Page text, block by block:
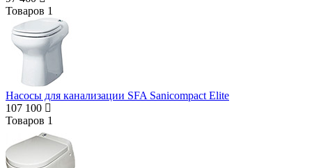
Товаров 1
Насосы для канализации SFA Sanicompact Elite
107 100
Товаров 1